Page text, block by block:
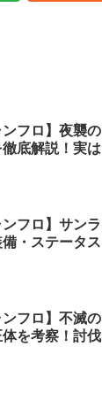
ンフロ】夜襲
徹底解説！実
ンフロ】サン
・ステータ
ンフロ】不滅
体を考察！討